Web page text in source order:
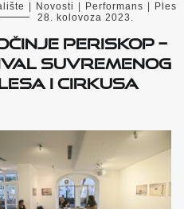
Novosti Performans
Ples
28. kolovoza 2023.
PERISKOP –
suvremenog
i cirkusa